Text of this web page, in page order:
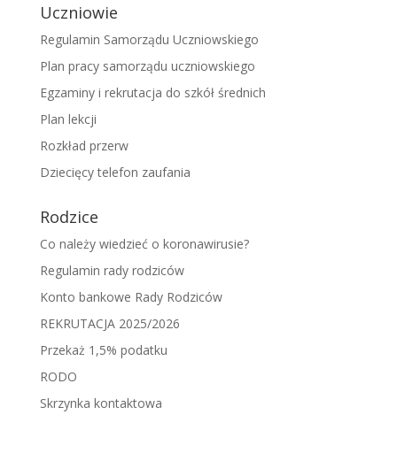
Uczniowie
Regulamin Samorządu Uczniowskiego
Plan pracy samorządu uczniowskiego
Egzaminy i rekrutacja do szkół średnich
Plan lekcji
Rozkład przerw
Dziecięcy telefon zaufania
Rodzice
Co należy wiedzieć o koronawirusie?
Regulamin rady rodziców
Konto bankowe Rady Rodziców
REKRUTACJA 2025/2026
Przekaż 1,5% podatku
RODO
Skrzynka kontaktowa